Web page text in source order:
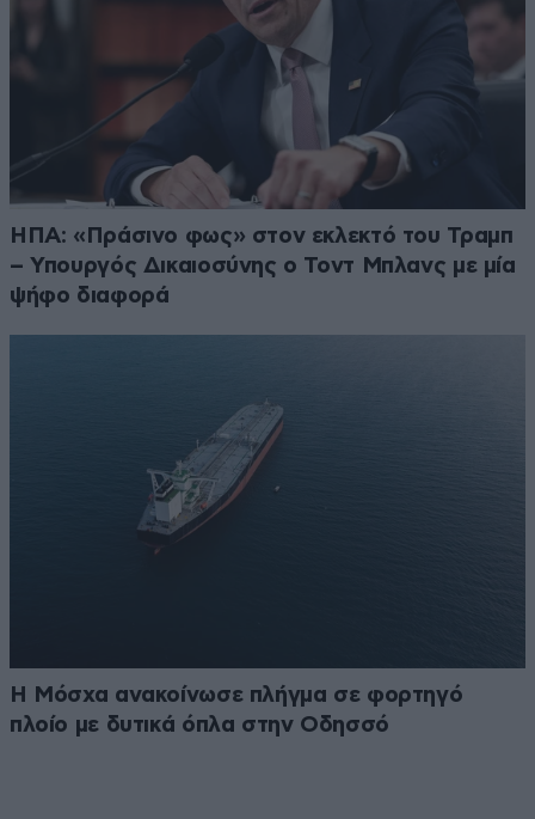
ΗΠΑ: «Πράσινο φως» στον εκλεκτό του Τραμπ
– Υπουργός Δικαιοσύνης ο Τοντ Μπλανς με μία
ψήφο διαφορά
Η Μόσχα ανακοίνωσε πλήγμα σε φορτηγό
πλοίο με δυτικά όπλα στην Οδησσό